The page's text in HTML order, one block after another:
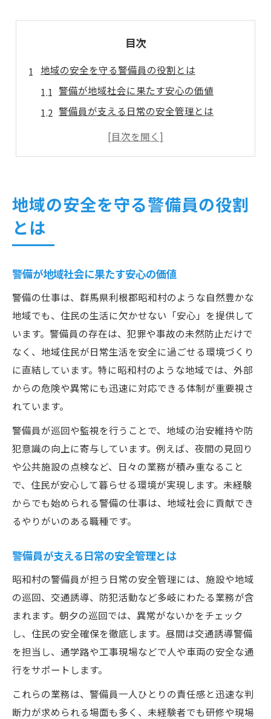
目次
地域の安全を守る警備員の役割とは
警備が地域社会に果たす安心の価値
警備員が支える日常の安全管理とは
警備の仕事が地域防犯に与える影響
警備の仕事内容を現場目線で紹介
警備現場で必要とされる行動力と判断力
警備の仕事で重視されるチームワーク
未経験から始める警備の仕事の魅力
未経験でも安心な警備の研修体制
警備が未経験者に選ばれる理由とは
警備の仕事で得られるやりがいと成長
資格取得で広がる警備キャリアの可能性
警備の仕事に役立つ資格と取得方法
資格取得で広がる警備のキャリアパス
警備員が資格を持つメリットと将来性
警備業界で評価される資格の種類紹介
働きやすい警備業のポイントを解説
警備業で重視したい働きやすさの条件
シフト調整が柔軟な警備の仕事の魅力
警備現場での職場環境とサポート体制
警備の仕事で安心して働ける理由とは
警備員の待遇や福利厚生もチェック
昭和村の警備現場で活躍する方法
警備現場で求められる基本姿勢と心構え
地域の安全を守る警備員の役割
とは
警備が地域社会に果たす安心の価値
警備の仕事は、群馬県利根郡昭和村のような自然豊かな
地域でも、住民の生活に欠かせない「安心」を提供して
います。警備員の存在は、犯罪や事故の未然防止だけで
なく、地域住民が日常生活を安全に過ごせる環境づくり
に直結しています。特に昭和村のような地域では、外部
からの危険や異常にも迅速に対応できる体制が重要視さ
れています。
警備員が巡回や監視を行うことで、地域の治安維持や防
犯意識の向上に寄与しています。例えば、夜間の見回り
や公共施設の点検など、日々の業務が積み重なること
で、住民が安心して暮らせる環境が実現します。未経験
からでも始められる警備の仕事は、地域社会に貢献でき
るやりがいのある職種です。
警備員が支える日常の安全管理とは
昭和村の警備員が担う日常の安全管理には、施設や地域
の巡回、交通誘導、防犯活動など多岐にわたる業務が含
まれます。朝夕の巡回では、異常がないかをチェック
し、住民の安全確保を徹底します。昼間は交通誘導警備
を担当し、通学路や工事現場などで人や車両の安全な通
行をサポートします。
これらの業務は、警備員一人ひとりの責任感と迅速な判
断力が求められる場面も多く、未経験者でも研修や現場